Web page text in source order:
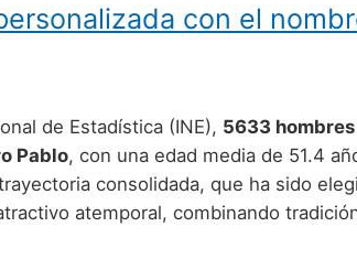
con el
de Estadística (INE), 5633
Pablo, con una edad media de 51.4
consolidada, que ha sido
atemporal, combinando